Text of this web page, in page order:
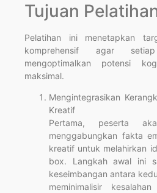
Tujuan
Pelatihan ini menetapkan
komprehensif agar
mengoptimalkan potensi
maksimal.
Mengintegrasikan
Kreatif
Pertama, peserta
menggabungkan fakta
kreatif untuk melahirkan
box. Langkah awal ini
keseimbangan antara
meminimalisir